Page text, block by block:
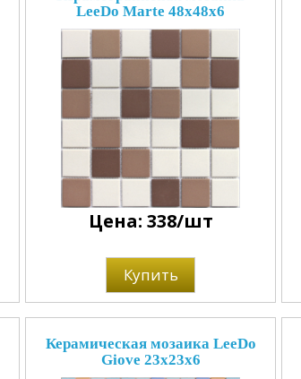
LeeDo Marte 48x48x6
Цена: 338/шт
Купить
Керамическая мозаика LeeDo
Giove 23x23x6